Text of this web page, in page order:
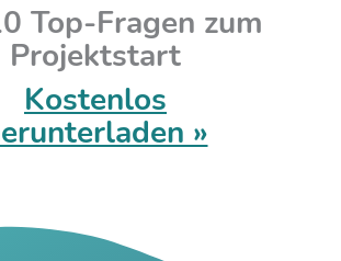
Top-Fragen zum
Projektstart
Kostenlos
»